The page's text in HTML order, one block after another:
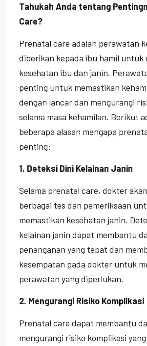
Tahukah Anda tentang
Care?
Prenatal care adalah perawatan
diberikan kepada ibu hamil untuk
kesehatan ibu dan janin.
penting untuk memastikan
dengan lancar dan mengurangi
selama masa kehamilan. Berikut
beberapa alasan mengapa
penting:
1. Deteksi Dini Kelainan Janin
Selama prenatal care, dokter
berbagai tes dan pemeriksaan
memastikan kesehatan janin.
kelainan janin dapat membantu
penanganan yang tepat dan
kesempatan pada dokter untuk
perawatan yang diperlukan.
2. Mengurangi Risiko Komplikasi
Prenatal care dapat membantu
mengurangi risiko komplikasi